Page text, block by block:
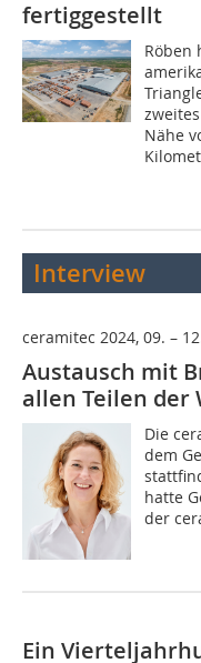
fertiggestellt
Röben
Nähe
Interview
ceramitec 2024, 09. –
Austausch mit
allen Teilen der
Die
dem
hatte
der
Ein